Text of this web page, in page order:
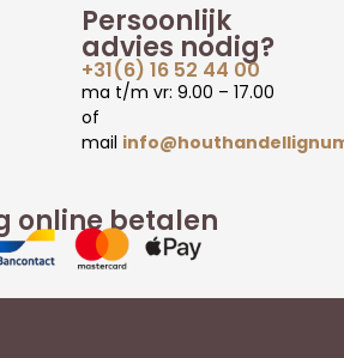
online betalen
Persoonlijk
advies nodig?
+31(6) 16 52 44 00
ma t/m vr: 9.00 – 17.00
of
mail